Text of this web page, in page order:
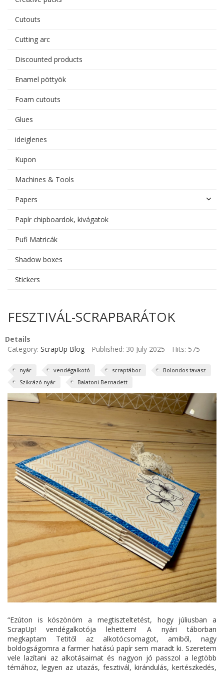
Cutouts
Cutting arc
Discounted products
Enamel pöttyök
Foam cutouts
Glues
ideiglenes
Kupon
Machines & Tools
Papers
Papír chipboardok, kivágatok
Pufi Matricák
Shadow boxes
Stickers
FESZTIVÁL-SCRAPBARÁTOK
Details
Category: ScrapUp Blog Published: 30 July 2025 Hits: 575
nyár vendégalkotó scraptábor
Bolondos tavasz
Szikrázó nyár
Balatoni Bernadett
“Ezúton is köszönöm a megtiszteltetést, hogy júliusban a
ScrapUp! vendégalkotója lehettem! A nyári táborban
megkaptam Tetitől az alkotócsomagot, amiből, nagy
boldogságomra a farmer hatású papír sem maradt ki. Szeretem
vele lazítani az alkotásaimat és nagyon jó passzol a legtöbb
témához, legyen az utazás, fesztivál, kirándulás, kertészkedés,